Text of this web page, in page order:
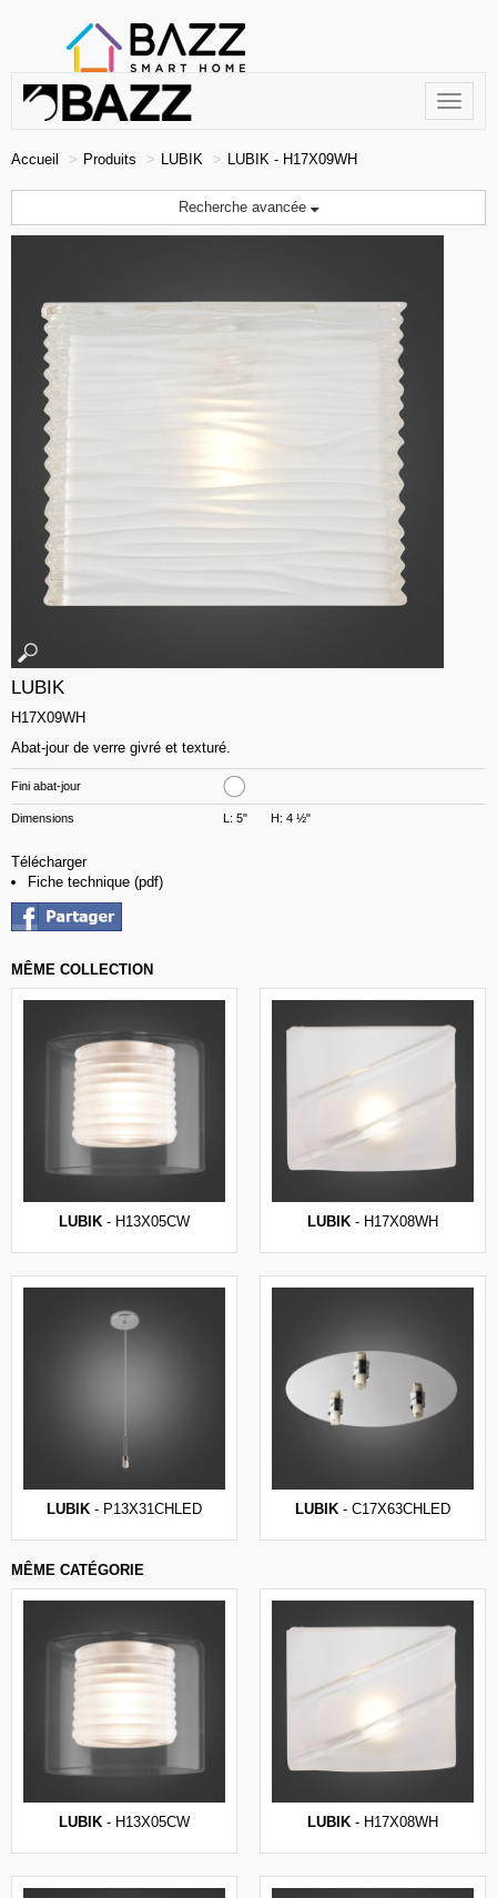
Toggle
Accueil Produits LUBIK LUBIK - H17X09WH
Recherche avancée
LUBIK
H17X09WH
Abat-jour de verre givré et texturé.
Fini abat-jour
Dimensions L: 5" H: 4 ½"
Télécharger
Fiche technique (pdf)
MÊME COLLECTION
LUBIK - H13X05CW LUBIK - H17X08WH
LUBIK - P13X31CHLED LUBIK - C17X63CHLED
MÊME CATÉGORIE
LUBIK - H13X05CW LUBIK - H17X08WH